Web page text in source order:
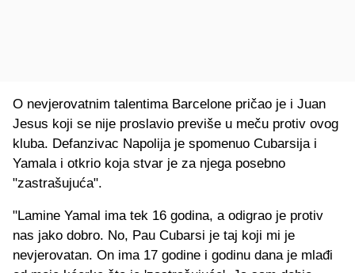
O nevjerovatnim talentima Barcelone pričao je i Juan
Jesus koji se nije proslavio previše u meču protiv ovog
kluba. Defanzivac Napolija je spomenuo Cubarsija i
Yamala i otkrio koja stvar je za njega posebno
"zastrašujuća".
"Lamine Yamal ima tek 16 godina, a odigrao je protiv
nas jako dobro. No, Pau Cubarsi je taj koji mi je
nevjerovatan. On ima 17 godine i godinu dana je mlađi